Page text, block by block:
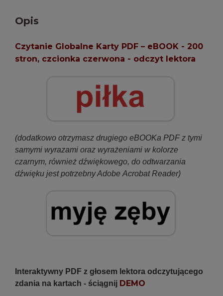
Opis
Czytanie Globalne Karty PDF – eBOOK - 200
stron, czcionka czerwona - odczyt lektora
(dodatkowo otrzymasz drugiego eBOOKa PDF z tymi
samymi wyrazami oraz wyrażeniami w kolorze
czarnym, również dźwiękowego, do odtwarzania
dźwięku jest potrzebny Adobe Acrobat Reader)
Interaktywny PDF z głosem lektora odczytującego
zdania na kartach - ściągnij DEMO